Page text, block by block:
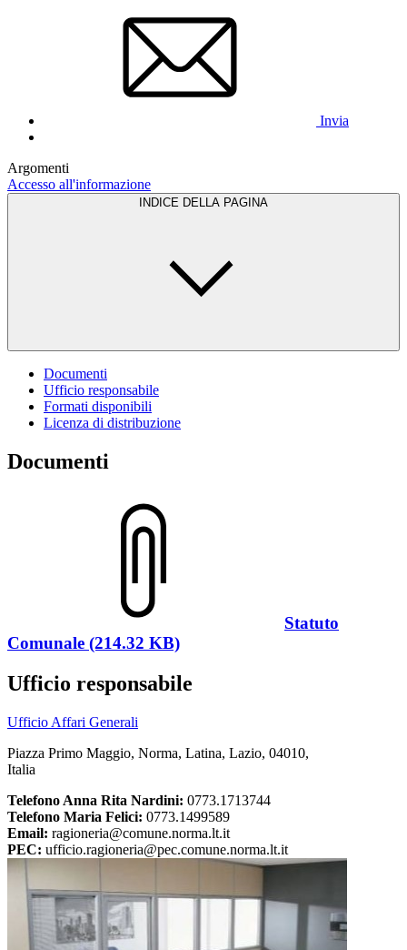
Invia
Argomenti
Accesso all'informazione
INDICE DELLA PAGINA
Documenti
Ufficio responsabile
Formati disponibili
Licenza di distribuzione
Documenti
Statuto
Comunale (214.32 KB)
Ufficio responsabile
Ufficio Affari Generali
Piazza Primo Maggio, Norma, Latina, Lazio, 04010,
Italia
Telefono Anna Rita Nardini: 0773.1713744
Telefono Maria Felici: 0773.1499589
Email: ragioneria@comune.norma.lt.it
PEC: ufficio.ragioneria@pec.comune.norma.lt.it